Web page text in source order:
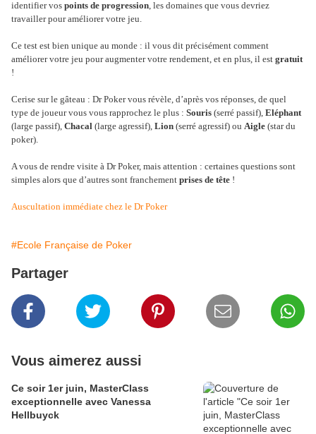
identifier vos points de progression, les domaines que vous devriez
travailler pour améliorer votre jeu.
Ce test est bien unique au monde : il vous dit précisément comment
améliorer votre jeu pour augmenter votre rendement, et en plus, il est gratuit
!
Cerise sur le gâteau : Dr Poker vous révèle, d’après vos réponses, de quel
type de joueur vous vous rapprochez le plus : Souris (serré passif), Eléphant
(large passif), Chacal (large agressif), Lion (serré agressif) ou Aigle (star du
poker).
A vous de rendre visite à Dr Poker, mais attention : certaines questions sont
simples alors que d’autres sont franchement prises de tête !
Auscultation immédiate chez le Dr Poker
#Ecole Française de Poker
Partager
Vous aimerez aussi
Ce soir 1er juin, MasterClass
exceptionnelle avec Vanessa
Hellbuyck